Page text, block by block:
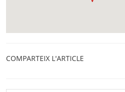
COMPARTEIX L'ARTICLE